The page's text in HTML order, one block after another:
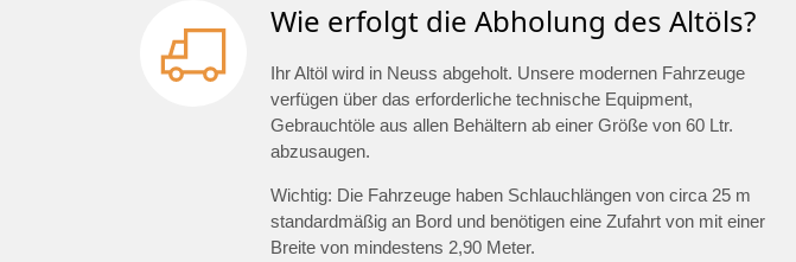
Wie erfolgt die Abholung des Altöls?
Ihr Altöl wird in Neuss abgeholt. Unsere modernen Fahrzeuge
verfügen über das erforderliche technische Equipment,
Gebrauchtöle aus allen Behältern ab einer Größe von 60 Ltr.
abzusaugen.
Wichtig: Die Fahrzeuge haben Schlauchlängen von circa 25 m
standardmäßig an Bord und benötigen eine Zufahrt von mit einer
Breite von mindestens 2,90 Meter.